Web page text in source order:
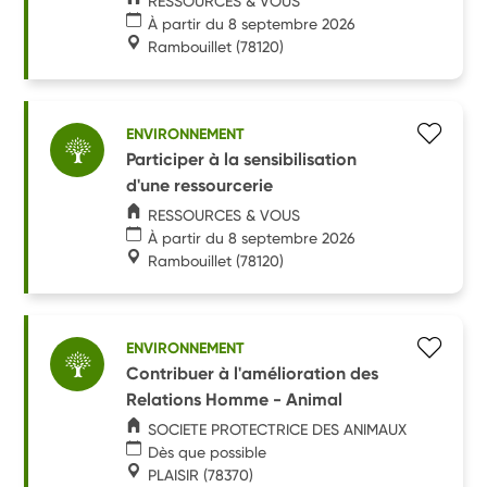
À partir du 8 septembre 2026
Rambouillet (78120)
ENVIRONNEMENT
Participer à la sensibilisation
d'une ressourcerie
RESSOURCES & VOUS
À partir du 8 septembre 2026
Rambouillet (78120)
ENVIRONNEMENT
Contribuer à l'amélioration des
Relations Homme - Animal
SOCIETE PROTECTRICE DES ANIMAUX
Dès que possible
PLAISIR (78370)